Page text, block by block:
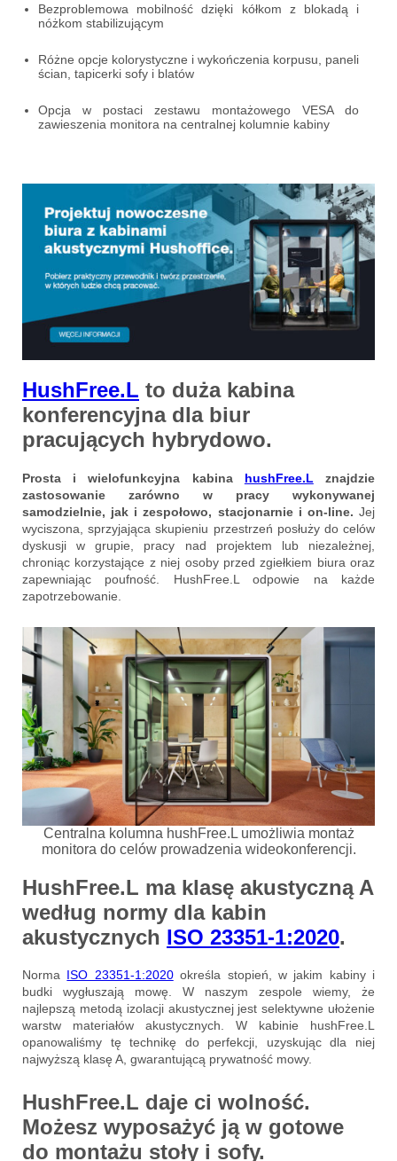
Bezproblemowa mobilność dzięki kółkom z blokadą i
nóżkom stabilizującym
Różne opcje kolorystyczne i wykończenia korpusu, paneli
ścian, tapicerki sofy i blatów
Opcja w postaci zestawu montażowego VESA do
zawieszenia monitora na centralnej kolumnie kabiny
HushFree.L to duża kabina
konferencyjna dla biur
pracujących hybrydowo.
Prosta i wielofunkcyjna kabina hushFree.L znajdzie
zastosowanie zarówno w pracy wykonywanej
samodzielnie, jak i zespołowo, stacjonarnie i on-line. Jej
wyciszona, sprzyjająca skupieniu przestrzeń posłuży do celów
dyskusji w grupie, pracy nad projektem lub niezależnej,
chroniąc korzystające z niej osoby przed zgiełkiem biura oraz
zapewniając poufność. HushFree.L odpowie na każde
zapotrzebowanie.
Centralna kolumna hushFree.L umożliwia montaż
monitora do celów prowadzenia wideokonferencji.
HushFree.L ma klasę akustyczną A
według normy dla kabin
akustycznych ISO 23351-1:2020.
Norma ISO 23351-1:2020określa stopień, w jakim kabiny i
budki wygłuszają mowę. W naszym zespole wiemy, że
najlepszą metodą izolacji akustycznej jest selektywne ułożenie
warstw materiałów akustycznych. W kabinie hushFree.L
opanowaliśmy tę technikę do perfekcji, uzyskując dla niej
najwyższą klasę A, gwarantującą prywatność mowy.
HushFree.L daje ci wolność.
Możesz wyposażyć ją w gotowe
do montażu stoły i sofy.